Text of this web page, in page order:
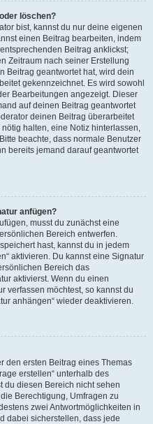
löschen?
bist, kannst du nur deine eigenen
einen Beitrag bearbeiten, indem
Beitrag anklickst;
Zeitraum nach seiner Erstellung
Beitrag geantwortet hat, wird dein
gekennzeichnet. Es wird sowohl
Bearbeitungen angezeigt. Dieser
auf deinen Beitrag geantwortet
deinen Beitrag überarbeitet
halten, eine Notiz hinterlassen,
beachte, dass normale Benutzer
bereits jemand darauf geantwortet
anfügen?
musst du zunächst eine
Bereich entwerfen.
hast, kannst du in jedem
aktivieren. Du kannst eine Signatur
Bereich das
aktivierst. Wenn du einen
verfassen möchtest, so kannst du
anhängen“ wieder deaktivieren.
den ersten Beitrag eines Themas
erstellen“ unterhalb des
du diesen Bereich nicht sehen
Berechtigung, Umfragen zu
zwei Antwortmöglichkeiten in
dabei sicherstellen, dass jede